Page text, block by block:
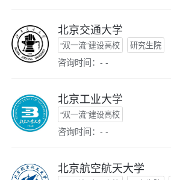
北京交通大学
“双一流”建设高校 研究生院
咨询时间：- -
北京工业大学
“双一流”建设高校
咨询时间：- -
北京航空航天大学